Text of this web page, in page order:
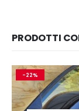
PRODOTTI
-22%